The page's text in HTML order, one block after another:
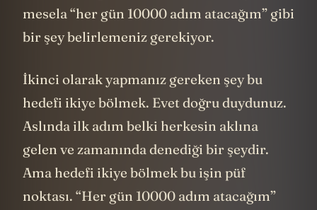
mesela “her gün 10000 adım atacağım” gibi
bir şey belirlemeniz gerekiyor.
İkinci olarak yapmanız gereken şey bu
hedefi ikiye bölmek. Evet doğru duydunuz.
Aslında ilk adım belki herkesin aklına
gelen ve zamanında denediği bir şeydir.
Ama hedefi ikiye bölmek bu işin püf
noktası. “Her gün 10000 adım atacağım”